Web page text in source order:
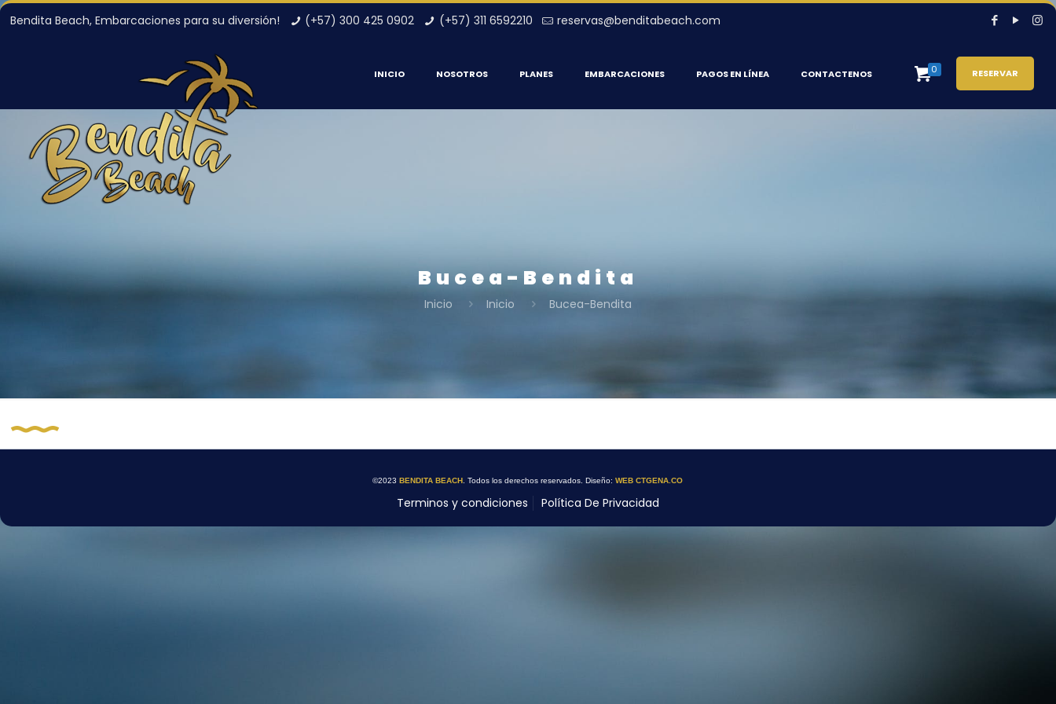
Bendita Beach, Embarcaciones para su diversión! (+57) 300 425 0902 (+57) 311 6592210 reservas@benditabeach.com
INICIO NOSOTROS PLANES EMBARCACIONES PAGOS EN LÍNEA CONTACTENOS 0 RESERVAR
Bucea-Bendita
Inicio Inicio Bucea-Bendita
©2023BENDITA BEACH . Todos los derechos reservados. Diseño:WEB CTGENA.CO
Terminos y condiciones Política De Privacidad